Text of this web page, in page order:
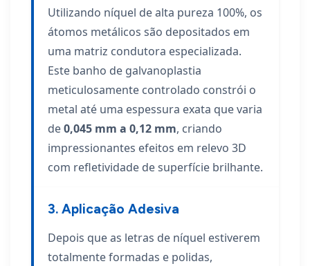
Utilizando níquel de alta pureza 100%, os
átomos metálicos são depositados em
uma matriz condutora especializada.
Este banho de galvanoplastia
meticulosamente controlado constrói o
metal até uma espessura exata que varia
de0,045 mm a 0,12 mm, criando
impressionantes efeitos em relevo 3D
com refletividade de superfície brilhante.
3. Aplicação Adesiva
Depois que as letras de níquel estiverem
totalmente formadas e polidas,